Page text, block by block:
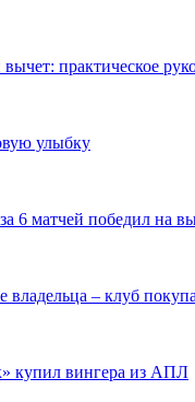
практическое
улыбку
6 матчей победил на
владельца – клуб
купил вингера из АПЛ